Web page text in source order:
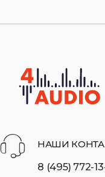
НАШИ
8 (495) 772-